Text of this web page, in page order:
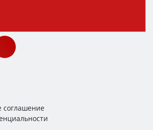
соглашение